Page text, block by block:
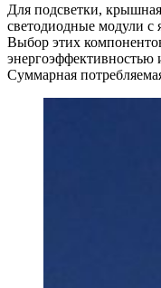
Для подсветки,
светодиодные модули с
Выбор этих
энергоэффективностью
Суммарная